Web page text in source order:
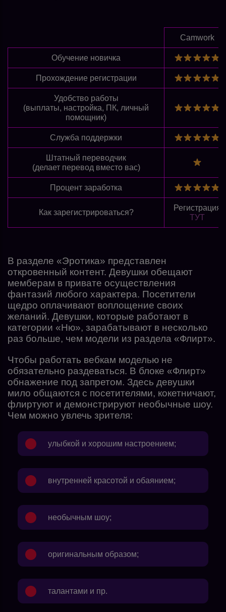
Camwork
Обучение новичка
Прохождение регистрации
Удобство работы
(выплаты, настройка, ПК, личный
помощник)
Служба поддержки
Штатный переводчик
(делает перевод вместо вас)
Процент заработка
Как зарегистрироваться?
Регистрация
ТУТ
В разделе «Эротика» представлен
откровенный контент. Девушки обещают
мемберам в привате осуществления
фантазий любого характера. Посетители
щедро оплачивают воплощение своих
желаний. Девушки, которые работают в
категории «Ню», зарабатывают в несколько
раз больше, чем модели из раздела «Флирт».
Чтобы работать вебкам моделью не
обязательно раздеваться. В блоке «Флирт»
обнажение под запретом. Здесь девушки
мило общаются с посетителями, кокетничают,
флиртуют и демонстрируют необычные шоу.
Чем можно увлечь зрителя:
улыбкой и хорошим настроением;
внутренней красотой и обаянием;
необычным шоу;
оригинальным образом;
талантами и пр.